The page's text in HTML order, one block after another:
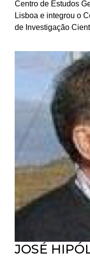
Centro de Estudos
Lisboa e integrou o
de Investigação
JOSÉ